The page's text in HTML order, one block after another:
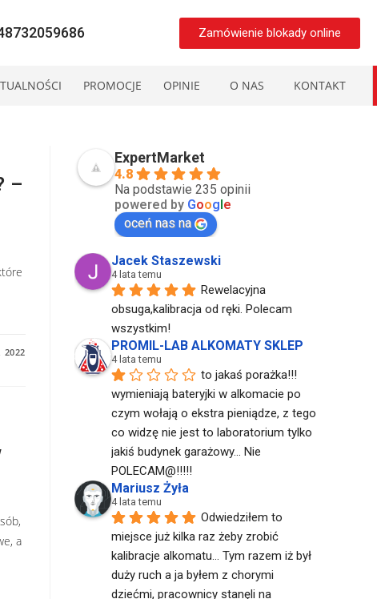
Zamówienie blokady online
PROMOCJE OPINIE O NAS KONTAKT
–
2022
a
ExpertMarket
4.8
Na podstawie 235 opinii
powered by Google
oceń nas na
Jacek Staszewski
4 lata temu
Rewelacyjna
obsuga,kalibracja od ręki. Polecam
wszystkim!
PROMIL-LAB ALKOMATY SKLEP
4 lata temu
to jakaś porażka!!!
wymieniają bateryjki w alkomacie po
czym wołają o ekstra pieniądze, z tego
co widzę nie jest to laboratorium tylko
jakiś budynek garażowy... Nie
POLECAM@!!!!!
Mariusz Żyła
4 lata temu
Odwiedziłem to
miejsce już kilka raz żeby zrobić
kalibracje alkomatu... Tym razem iż był
duży ruch a ja byłem z chorymi
dziećmi, pracownicy stanęli na